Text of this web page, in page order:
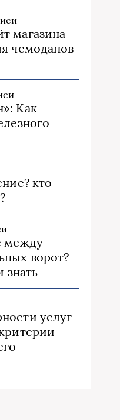
магазина
чемоданов
Как
кто
между
ворот?
знать
услуг